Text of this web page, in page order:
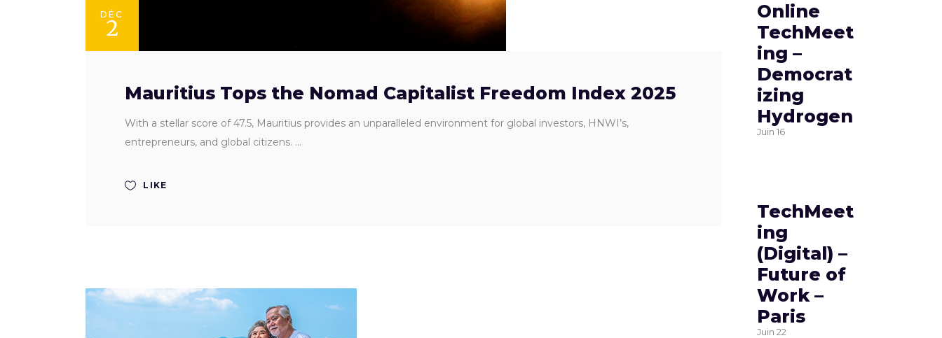
DÉC
2
Mauritius Tops the Nomad Capitalist Freedom Index 2025
With a stellar score of 47.5, Mauritius provides an unparalleled environment for global investors, HNWI’s,
entrepreneurs, and global citizens.
LIKE
Online
TechMeet
ing –
Democrat
izing
Hydrogen
Juin 16
TechMeet
ing
(Digital) –
Future of
Work –
Paris
Juin 22